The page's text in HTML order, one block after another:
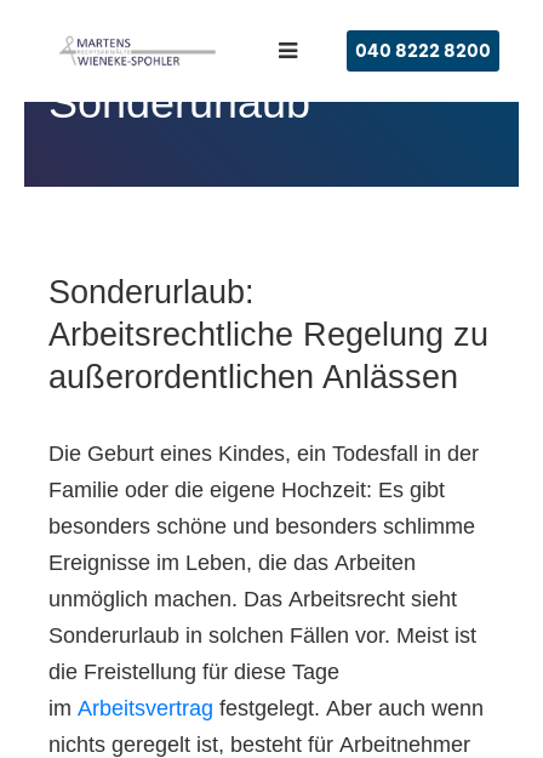
040 8222 8200
Arbeitszeit
Sonderurlaub
Sonderurlaub:
Arbeitsrechtliche Regelung zu
außerordentlichen Anlässen
Die Geburt eines Kindes, ein Todesfall in der
Familie oder die eigene Hochzeit: Es gibt
besonders schöne und besonders schlimme
Ereignisse im Leben, die das Arbeiten
unmöglich machen. Das Arbeitsrecht sieht
Sonderurlaub in solchen Fällen vor. Meist ist
die Freistellung für diese Tage
im Arbeitsvertrag festgelegt. Aber auch wenn
nichts geregelt ist, besteht für Arbeitnehmer